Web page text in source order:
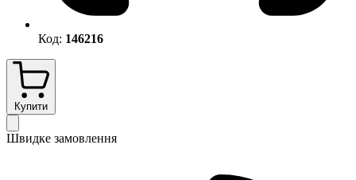
Код: 146216
Купити
Швидке замовлення